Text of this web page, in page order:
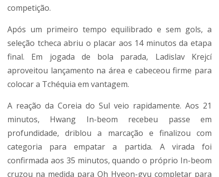
competição.
Após um primeiro tempo equilibrado e sem gols, a
seleção tcheca abriu o placar aos 14 minutos da etapa
final. Em jogada de bola parada, Ladislav Krejcí
aproveitou lançamento na área e cabeceou firme para
colocar a Tchéquia em vantagem.
A reação da Coreia do Sul veio rapidamente. Aos 21
minutos, Hwang In-beom recebeu passe em
profundidade, driblou a marcação e finalizou com
categoria para empatar a partida. A virada foi
confirmada aos 35 minutos, quando o próprio In-beom
cruzou na medida para Oh Hyeon-gyu completar para